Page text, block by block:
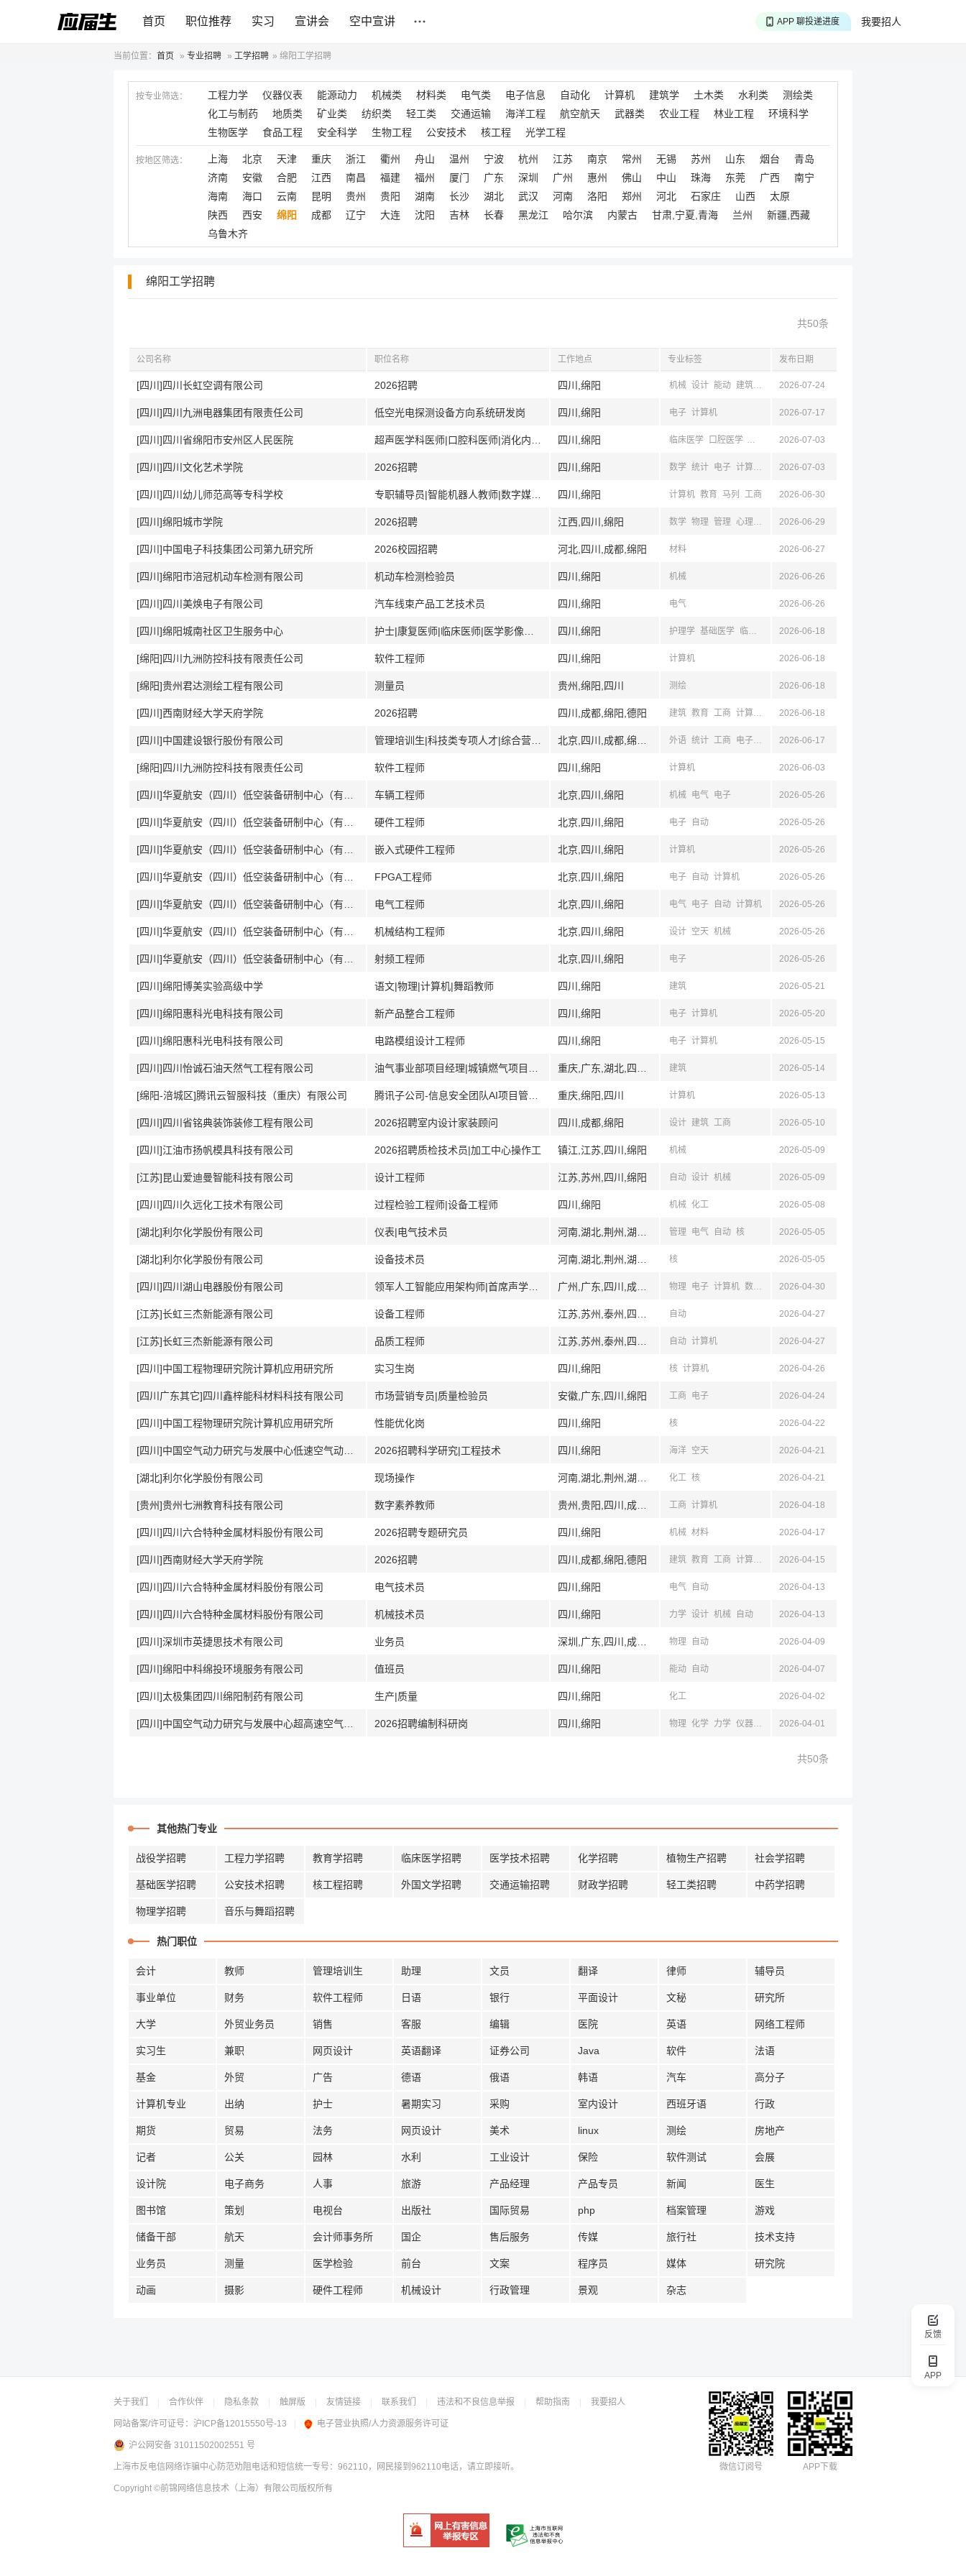
反馈
APP
首页 职位推荐 实习 宣讲会 空中宣讲 我要招人
APP 聊投递进度
当前位置： 首页 » 专业招聘 » 工学招聘 » 绵阳工学招聘
按专业筛选： 工程力学 仪器仪表 能源动力 机械类 材料类 电气类 电子信息 自动化 计算机 建筑学 土木类 水利类
测绘类
化工与制药
地质类 矿业类 纺织类 轻工类 交通运输 海洋工程 航空航天 武器类 农业工程 林业工程
环境科学
生物医学
食品工程 安全科学 生物工程 公安技术 核工程 光学工程
按地区筛选： 上海 北京 天津 重庆 浙江 衢州 舟山 温州 宁波 杭州 江苏 南京 常州 无锡 苏州 山东 烟台
青岛
济南
安徽 合肥 江西 南昌 福建 福州 厦门 广东 深圳 广州 惠州 佛山 中山 珠海 东莞 广西
南宁
海南
海口 云南 昆明 贵州 贵阳 湖南 长沙 湖北 武汉 河南 洛阳 郑州 河北 石家庄 山西
太原
陕西
西安 绵阳 成都 辽宁 大连 沈阳 吉林 长春 黑龙江 哈尔滨 内蒙古 甘肃,宁夏,青海 兰州
新疆,西藏
乌鲁木齐
绵阳工学招聘
共50条
公司名称 职位名称 工作地点 专业标签 发布日期
[四川]四川长虹空调有限公司 2026招聘 四川,绵阳 机械 设计 能动 建筑 自动 力学 空天
2026-07-24
[四川]四川九洲电器集团有限责任公司 低空光电探测设备方向系统研发岗 四川,绵阳 电子 计算机 2026-07-17
[四川]四川省绵阳市安州区人民医院 四川,绵阳 临床医学 口腔医学 计算机 马列
2026-07-03
[四川]四川文化艺术学院 2026招聘 四川,绵阳 数学 统计 电子 计算机 设计 新闻 法学
2026-07-03
[四川]四川幼儿师范高等专科学校 四川,绵阳 计算机 教育 马列 工商 2026-06-30
[四川]绵阳城市学院 2026招聘 江西,四川,绵阳 数学 物理 管理 心理 地理 工商 教育
2026-06-29
[四川]中国电子科技集团公司第九研究所 2026校园招聘 河北,四川,成都,绵阳 材料 2026-06-27
[四川]绵阳市涪冠机动车检测有限公司 机动车检测检验员 四川,绵阳 机械 2026-06-26
[四川]四川美焕电子有限公司 汽车线束产品工艺技术员 四川,绵阳 电气 2026-06-26
[四川]绵阳城南社区卫生服务中心 四川,绵阳 护理学 基础医学 临床医学 马列 仪器
2026-06-18
[绵阳]四川九洲防控科技有限责任公司 软件工程师 四川,绵阳 计算机 2026-06-18
[绵阳]贵州君达测绘工程有限公司 测量员 贵州,绵阳,四川 测绘 2026-06-18
[四川]西南财经大学天府学院 2026招聘 四川,成都,绵阳,德阳 建筑 教育 工商 计算机 电气 自动 电子
2026-06-18
[四川]中国建设银行股份有限公司 外语 统计 工商 电子 计算机 公共
2026-06-17
[绵阳]四川九洲防控科技有限责任公司 软件工程师 四川,绵阳 计算机 2026-06-03
车辆工程师 北京,四川,绵阳 机械 电气 电子 2026-05-26
硬件工程师 北京,四川,绵阳 电子 自动 2026-05-26
嵌入式硬件工程师 北京,四川,绵阳 计算机 2026-05-26
FPGA工程师 北京,四川,绵阳 电子 自动 计算机 2026-05-26
电气工程师 北京,四川,绵阳 电气 电子 自动 计算机 2026-05-26
机械结构工程师 北京,四川,绵阳 设计 空天 机械 2026-05-26
射频工程师 北京,四川,绵阳 电子 2026-05-26
[四川]绵阳博美实验高级中学 语文|物理|计算机|舞蹈教师 四川,绵阳 建筑 2026-05-21
[四川]绵阳惠科光电科技有限公司 新产品整合工程师 四川,绵阳 电子 计算机 2026-05-20
[四川]绵阳惠科光电科技有限公司 电路模组设计工程师 四川,绵阳 电子 计算机 2026-05-15
[四川]四川怡诚石油天然气工程有限公司 建筑 2026-05-14
[绵阳-涪城区]腾讯云智服科技（重庆）有限公司 重庆,绵阳,四川 计算机 2026-05-13
[四川]四川省铭典装饰装修工程有限公司 2026招聘室内设计家装顾问 四川,成都,绵阳 设计 建筑 工商 2026-05-10
[四川]江油市扬帆模具科技有限公司 2026招聘质检技术员|加工中心操作工 镇江,江苏,四川,绵阳 机械 2026-05-09
[江苏]昆山爱迪曼智能科技有限公司 设计工程师 江苏,苏州,四川,绵阳 自动 设计 机械 2026-05-09
[四川]四川久远化工技术有限公司 过程检验工程师|设备工程师 四川,绵阳 机械 化工 2026-05-08
[湖北]利尔化学股份有限公司 仪表|电气技术员 管理 电气 自动 核 2026-05-05
[湖北]利尔化学股份有限公司 设备技术员 核 2026-05-05
[四川]四川湖山电器股份有限公司 物理 电子 计算机 数学 自动2026-04-30
[江苏]长虹三杰新能源有限公司 设备工程师 自动 2026-04-27
[江苏]长虹三杰新能源有限公司 品质工程师 自动 计算机 2026-04-27
[四川]中国工程物理研究院计算机应用研究所 实习生岗 四川,绵阳 核 计算机 2026-04-26
[四川广东其它]四川鑫梓能科材料科技有限公司 市场营销专员|质量检验员 安徽,广东,四川,绵阳 工商 电子 2026-04-24
[四川]中国工程物理研究院计算机应用研究所 性能优化岗 四川,绵阳 核 2026-04-22
2026招聘科学研究|工程技术 四川,绵阳 海洋 空天 2026-04-21
[湖北]利尔化学股份有限公司 现场操作 化工 核 2026-04-21
[贵州]贵州七洲教育科技有限公司 数字素养教师 工商 计算机 2026-04-18
[四川]四川六合特种金属材料股份有限公司 2026招聘专题研究员 四川,绵阳 机械 材料 2026-04-17
[四川]西南财经大学天府学院 2026招聘 四川,成都,绵阳,德阳 建筑 教育 工商 计算机 电气 自动 电子
2026-04-15
[四川]四川六合特种金属材料股份有限公司 电气技术员 四川,绵阳 电气 自动 2026-04-13
[四川]四川六合特种金属材料股份有限公司 机械技术员 四川,绵阳 力学 设计 机械 自动 2026-04-13
[四川]深圳市英捷思技术有限公司 业务员 物理 自动 2026-04-09
[四川]绵阳中科绵投环境服务有限公司 值班员 四川,绵阳 能动 自动 2026-04-07
[四川]太极集团四川绵阳制药有限公司 生产|质量 四川,绵阳 化工 2026-04-02
2026招聘编制科研岗 四川,绵阳 物理 化学 力学 仪器 机械 材料 空天
2026-04-01
共50条
其他热门专业
战役学招聘 工程力学招聘 教育学招聘 临床医学招聘 医学技术招聘 化学招聘 植物生产招聘 社会学招聘
基础医学招聘 公安技术招聘 核工程招聘 外国文学招聘 交通运输招聘 财政学招聘 轻工类招聘 中药学招聘
物理学招聘 音乐与舞蹈招聘
热门职位
会计 教师 管理培训生 助理 文员 翻译 律师 辅导员
事业单位 财务 软件工程师 日语 银行 平面设计 文秘 研究所
大学 外贸业务员 销售 客服 编辑 医院 英语 网络工程师
实习生 兼职 网页设计 英语翻译 证券公司 Java 软件 法语
基金 外贸 广告 德语 俄语 韩语 汽车 高分子
计算机专业 出纳 护士 暑期实习 采购 室内设计 西班牙语 行政
期货 贸易 法务 网页设计 美术 linux 测绘 房地产
记者 公关 园林 水利 工业设计 保险 软件测试 会展
设计院 电子商务 人事 旅游 产品经理 产品专员 新闻 医生
图书馆 策划 电视台 出版社 国际贸易 php 档案管理 游戏
储备干部 航天 会计师事务所 国企 售后服务 传媒 旅行社 技术支持
业务员 测量 医学检验 前台 文案 程序员 媒体 研究院
动画 摄影 硬件工程师 机械设计 行政管理 景观 杂志
关于我们 合作伙伴 隐私条款 触屏版 友情链接 联系我们 违法和不良信息举报 帮助指南 我要招人
网站备案/许可证号： 沪ICP备12015550号-13 电子营业执照/人力资源服务许可证
沪公网安备 31011502002551 号
上海市反电信网络诈骗中心防范劝阻电话和短信统一专号：962110，网民接到962110电话，请立即接听。
Copyright ©前锦网络信息技术（上海）有限公司 版权所有
APP下载
微信订阅号